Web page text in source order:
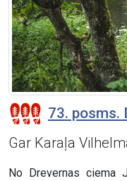
73. posms.
Gar Karaļa
No Drevernas ciema